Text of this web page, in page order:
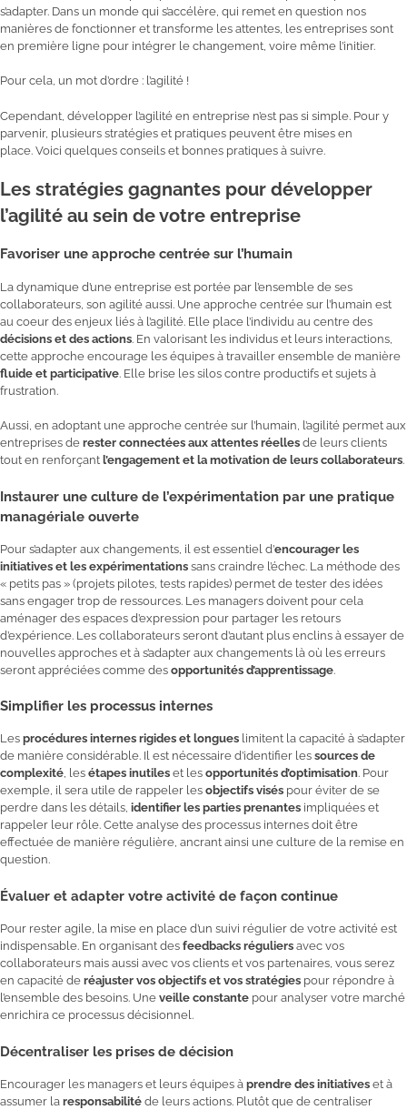
s’adapter. Dans un monde qui s’accélère, qui remet en question nos
manières de fonctionner et transforme les attentes, les entreprises sont
en première ligne pour intégrer le changement, voire même l’initier.
Pour cela, un mot d’ordre : l’agilité !
Cependant, développer l’agilité en entreprise n’est pas si simple. Pour y
parvenir, plusieurs stratégies et pratiques peuvent être mises en
place. Voici quelques conseils et bonnes pratiques à suivre.
Les stratégies gagnantes pour développer
l’agilité au sein de votre entreprise
Favoriser une approche centrée sur l’humain
La dynamique d’une entreprise est portée par l’ensemble de ses
collaborateurs, son agilité aussi. Une approche centrée sur l’humain est
au coeur des enjeux liés à l’agilité. Elle place l’individu au centre des
décisions et des actions. En valorisant les individus et leurs interactions,
cette approche encourage les équipes à travailler ensemble de manière
fluide et participative. Elle brise les silos contre productifs et sujets à
frustration.
Aussi, en adoptant une approche centrée sur l’humain, l’agilité permet aux
entreprises de rester connectées aux attentes réelles de leurs clients
tout en renforçant l’engagement et la motivation de leurs collaborateurs.
Instaurer une culture de l’expérimentation par une pratique
managériale ouverte
Pour s’adapter aux changements, il est essentiel d’encourager les
initiatives et les expérimentations sans craindre l’échec. La méthode des
« petits pas » (projets pilotes, tests rapides) permet de tester des idées
sans engager trop de ressources. Les managers doivent pour cela
aménager des espaces d’expression pour partager les retours
d’expérience. Les collaborateurs seront d’autant plus enclins à essayer de
nouvelles approches et à s’adapter aux changements là où les erreurs
seront appréciées comme des opportunités d’apprentissage.
Simplifier les processus internes
Les procédures internes rigides et longues limitent la capacité à s’adapter
de manière considérable. Il est nécessaire d’identifier les sources de
complexité, les étapes inutiles et les opportunités d’optimisation. Pour
exemple, il sera utile de rappeler les objectifs visés pour éviter de se
perdre dans les détails, identifier les parties prenantes impliquées et
rappeler leur rôle. Cette analyse des processus internes doit être
effectuée de manière régulière, ancrant ainsi une culture de la remise en
question.
Évaluer et adapter votre activité de façon continue
Pour rester agile, la mise en place d’un suivi régulier de votre activité est
indispensable. En organisant des feedbacks réguliers avec vos
collaborateurs mais aussi avec vos clients et vos partenaires, vous serez
en capacité de réajuster vos objectifs et vos stratégies pour répondre à
l’ensemble des besoins. Une veille constante pour analyser votre marché
enrichira ce processus décisionnel.
Décentraliser les prises de décision
Encourager les managers et leurs équipes à prendre des initiatives et à
assumer la responsabilité de leurs actions. Plutôt que de centraliser